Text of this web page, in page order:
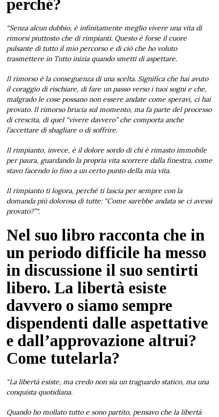
perché?
“Senza alcun dubbio, è infinitamente meglio vivere una vita di
rimorsi piuttosto che di rimpianti. Questo è forse il cuore
pulsante di tutto il mio percorso e di ciò che ho voluto
trasmettere in Tutto inizia quando smetti di aspettare.
Il rimorso è la conseguenza di una scelta. Significa che hai avuto
il coraggio di rischiare, di fare un passo verso i tuoi sogni e che,
malgrado le cose possano non essere andate come speravi, ci hai
provato. Il rimorso brucia sul momento, ma fa parte del processo
di crescita, di quel “vivere davvero” che comporta anche
l’accettare di sbagliare o di soffrire.
Il rimpianto, invece, è il dolore sordo di chi è rimasto immobile
per paura, guardando la propria vita scorrere dalla finestra, come
stavo facendo io fino a un certo punto della mia vita.
Il rimpianto ti logora, perché ti lascia per sempre con la
domanda più dolorosa di tutte: “Come sarebbe andata se ci avessi
provato?”“.
Nel suo libro racconta che in
un periodo difficile ha messo
in discussione il suo sentirti
libero. La libertà esiste
davvero o siamo sempre
dispendenti dalle aspettative
e dall’approvazione altrui?
Come tutelarla?
“La libertà esiste, ma credo non sia un traguardo statico, ma una
conquista quotidiana.
Quando ho mollato tutto e sono partito, pensavo che la libertà